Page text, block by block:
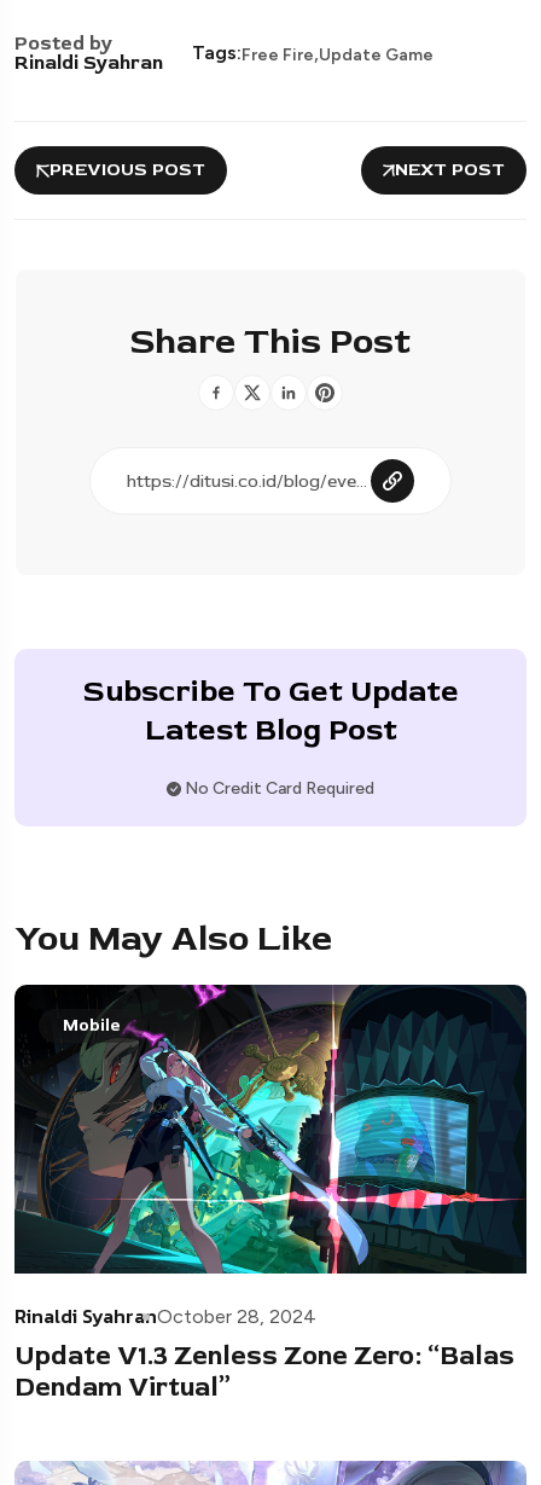
Posted by
Rinaldi Syahran
Tags:Free Fire,Update Game
PREVIOUS POST NEXT POST
Share This Post
Subscribe To Get Update
Latest Blog Post
No Credit Card Required
You May Also Like
Mobile
Rinaldi SyahranOctober 28, 2024
Update V1.3 Zenless Zone Zero: “Balas
Dendam Virtual”